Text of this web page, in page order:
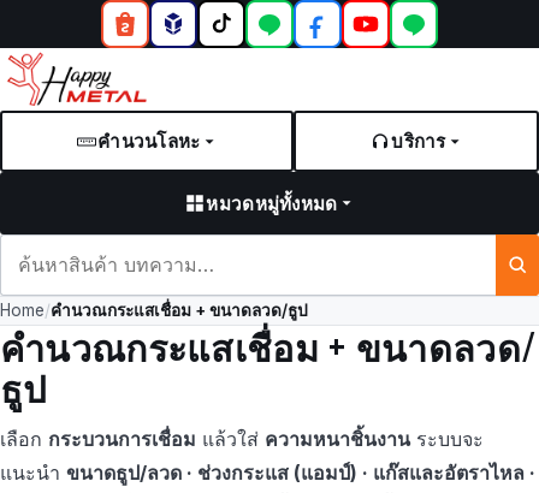
คำนวนโลหะ บริการ
หมวดหมู่ทั้งหมด
และ
บทความ
Home/คำนวณกระแสเชื่อม + ขนาดลวด/ธูป
คำนวณกระแสเชื่อม + ขนาดลวด/
ธูป
เลือก กระบวนการเชื่อม แล้วใส่ ความหนาชิ้นงานระบบจะ
แนะนำ ขนาดธูป/ลวด · ช่วงกระแส (แอมป์) · แก๊สและอัตราไหล ·